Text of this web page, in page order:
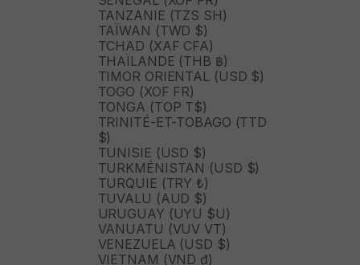
TANZANIE (TZS SH)
TAÏWAN (TWD $)
TCHAD (XAF CFA)
THAÏLANDE (THB ฿)
TIMOR ORIENTAL (USD $)
TOGO (XOF FR)
TONGA (TOP T$)
TRINITÉ-ET-TOBAGO (TTD
$)
TUNISIE (USD $)
TURKMÉNISTAN (USD $)
TURQUIE (TRY ₺)
TUVALU (AUD $)
URUGUAY (UYU $U)
VANUATU (VUV VT)
VENEZUELA (USD $)
VIETNAM (VND ₫)